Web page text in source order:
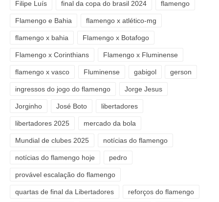
Filipe Luís final da copa do brasil 2024 flamengo
Flamengo e Bahia flamengo x atlético-mg
flamengo x bahia Flamengo x Botafogo
Flamengo x Corinthians Flamengo x Fluminense
flamengo x vasco Fluminense gabigol gerson
ingressos do jogo do flamengo Jorge Jesus
Jorginho José Boto libertadores
libertadores 2025 mercado da bola
Mundial de clubes 2025 notícias do flamengo
notícias do flamengo hoje pedro
provável escalação do flamengo
quartas de final da Libertadores reforços do flamengo